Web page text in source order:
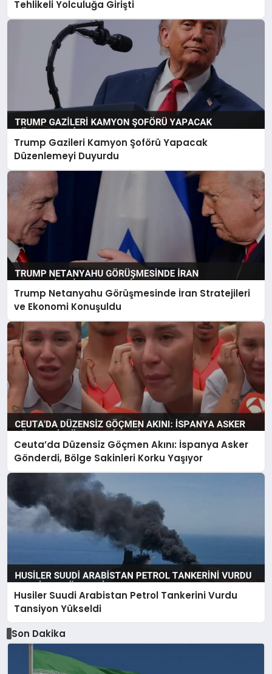
Tehlikeli Yolculuğa Girişti
Trump Gazileri Kamyon Şoförü Yapacak
Düzenlemeyi Duyurdu
Trump Netanyahu Görüşmesinde İran Stratejileri
ve Ekonomi Konuşuldu
Ceuta’da Düzensiz Göçmen Akını: İspanya Asker
Gönderdi, Bölge Sakinleri Korku Yaşıyor
Husiler Suudi Arabistan Petrol Tankerini Vurdu
Tansiyon Yükseldi
Son Dakika